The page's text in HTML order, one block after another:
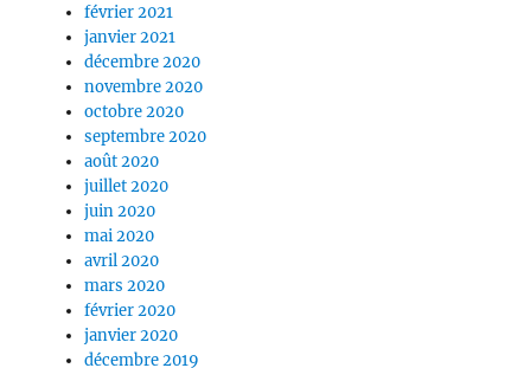
février 2021
janvier 2021
décembre 2020
novembre 2020
octobre 2020
septembre 2020
août 2020
juillet 2020
juin 2020
mai 2020
avril 2020
mars 2020
février 2020
janvier 2020
décembre 2019